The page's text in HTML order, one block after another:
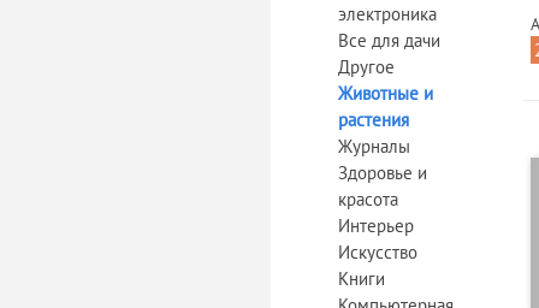
электроника
Все для дачи
Другое
Животные и
растения
Журналы
Здоровье и
красота
Интерьер
Искусство
Книги